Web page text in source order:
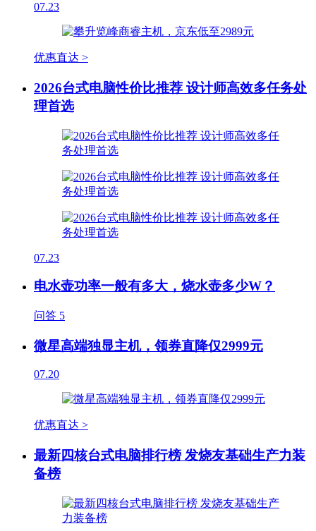
07.23
优惠直达 >
2026台式电脑性价比推荐 设计师高效多任务处
理首选
07.23
电水壶功率一般有多大，烧水壶多少W？
问答 5
微星高端独显主机，领券直降仅2999元
07.20
优惠直达 >
最新四核台式电脑排行榜 发烧友基础生产力装
备榜